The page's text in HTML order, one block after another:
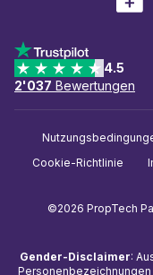
4.5
2'037 Bewertungen
Cookie-Richtlinie
©2026 PropTech
Gender-Disclaimer: